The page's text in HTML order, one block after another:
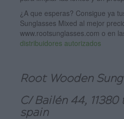
¿A que esperas? Consigue ya
Sunglasses Mixed al mejor
www.rootsunglasses.com o en
distribuidores autorizados
Root Wooden
C/ Bailén 44,
spain